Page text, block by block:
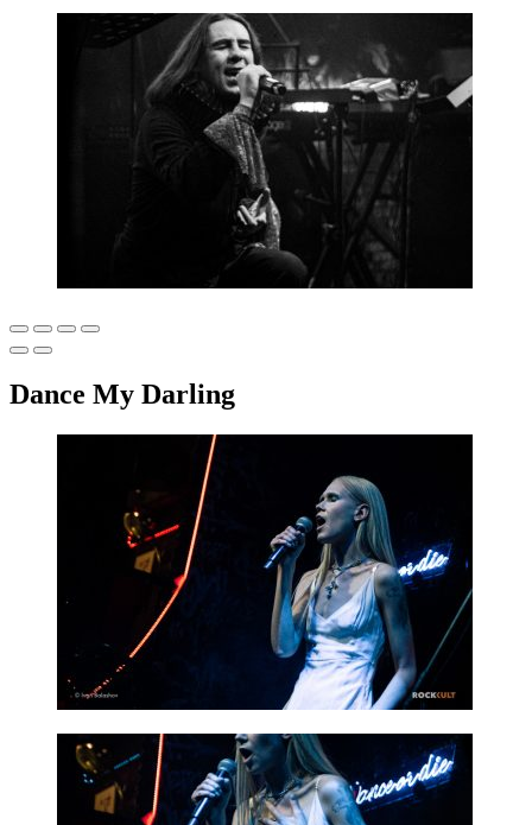
Dance My Darling